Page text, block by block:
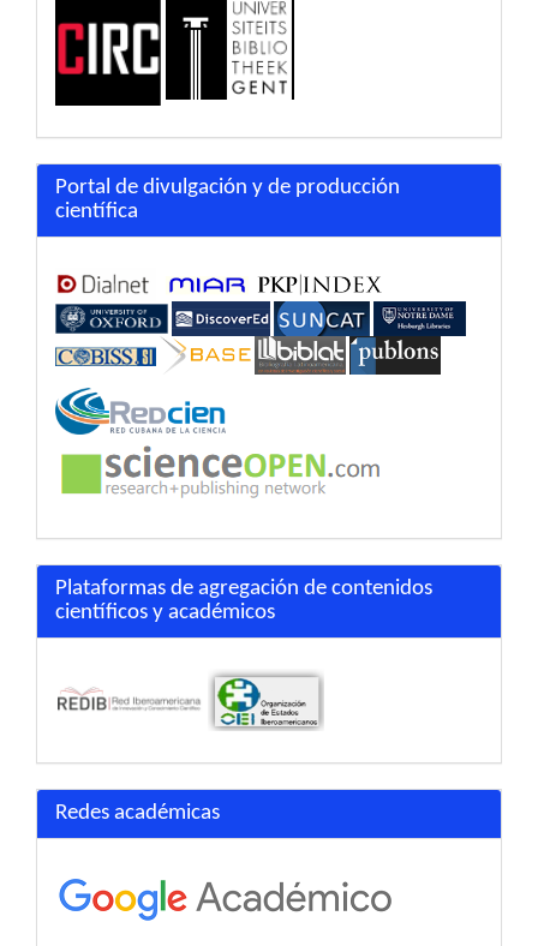
Portal de divulgación y de producción
científica
Plataformas de agregación de contenidos
científicos y académicos
Redes académicas